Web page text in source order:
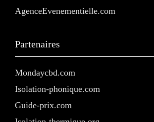
AgenceEvenementielle.com
Partenaires
Mondaycbd.com
Isolation-phonique.com
Guide-prix.com